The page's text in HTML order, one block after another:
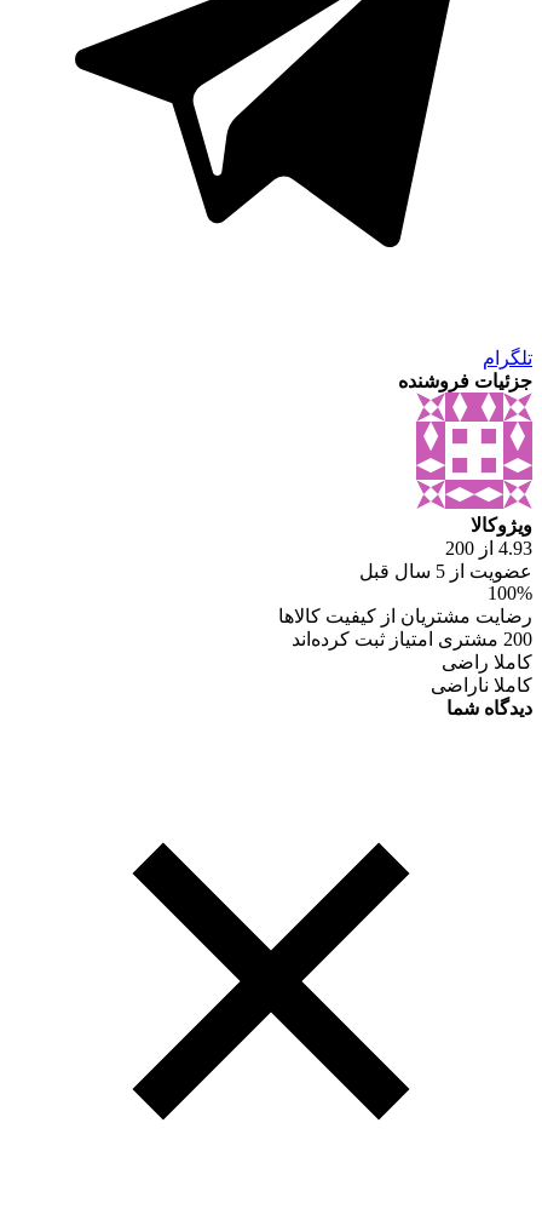
تلگرام
جزئیات فروشنده
ویژوکالا
4.93 از 200
عضویت از 5 سال قبل
100%
رضایت مشتریان از کیفیت کالاها
200 مشتری امتیاز ثبت کرده‌اند
کاملا راضی
کاملا ناراضی
دیدگاه شما